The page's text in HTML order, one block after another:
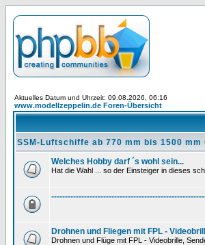
Aktuelles Datum und Uhrzeit: 09.08.2026, 06:16
www.modellzeppelin.de Foren-Übersicht
SSM-Luftschiffe ab 770 mm bis 1500
Welches Hobby darf ´s wohl sein...
Hat die Wahl ... so der Einsteiger in dieses
Drohnen und Fliegen mit FPL -
Drohnen und Flüge mit FPL - Videobrille,